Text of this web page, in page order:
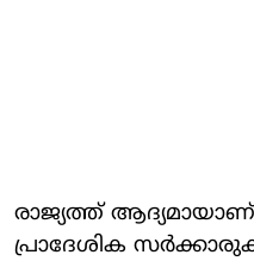
രാജ്യത്ത്
പ്രാദേശിക